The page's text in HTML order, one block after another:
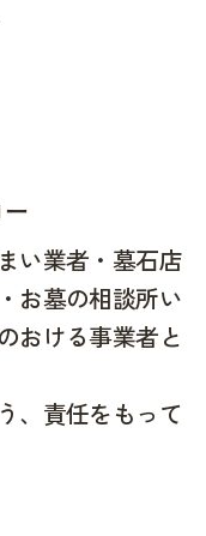
い業者・墓石店
お墓の相談所い
おける事業者と
、責任をもって